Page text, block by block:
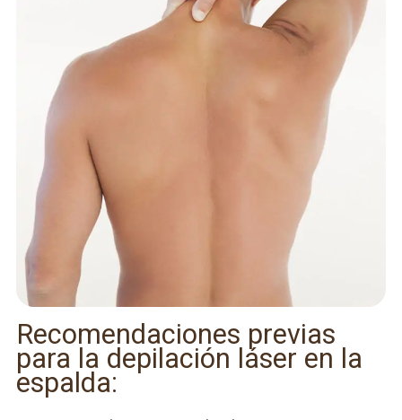
Recomendaciones previas
para la depilación láser en la
espalda: